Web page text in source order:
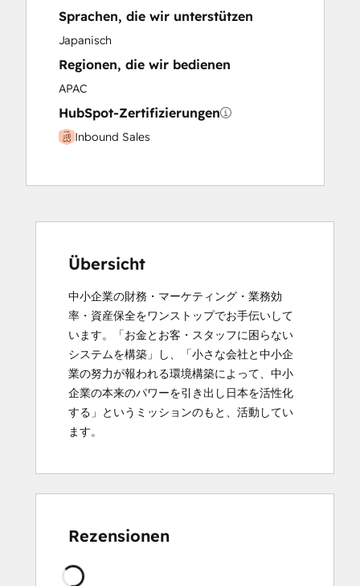
Sprachen, die wir unterstützen
Japanisch
Regionen, die wir bedienen
APAC
HubSpot-Zertifizierungen
Inbound Sales
Übersicht
中小企業の財務・マーケティング・業務効
率・資産保全をワンストップでお手伝いして
います。「お金とお客・スタッフに困らない
システムを構築」し、「小さな会社と中小企
業の努力が報われる環境構築によって、中小
企業の本来のパワーを引き出し日本を活性化
する」というミッションのもと、活動してい
ます。
Rezensionen
Wird